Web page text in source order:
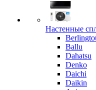
Настенные
Ballu
Dahatsu
Denko
Daichi
Daikin